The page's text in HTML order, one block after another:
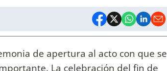
de apertura al acto con que se
La celebración del fin de